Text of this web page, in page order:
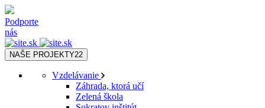
Podporte
nás
NAŠE PROJEKTY22
Vzdelávanie
Záhrada, ktorá učí
Zelená škola